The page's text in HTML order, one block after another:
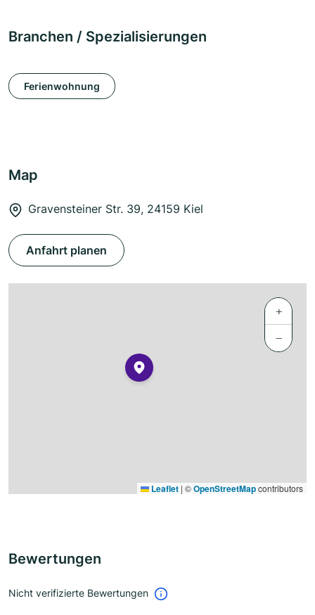
Branchen / Spezialisierungen
Ferienwohnung
Map
Gravensteiner Str. 39, 24159 Kiel
Anfahrt planen
+
−
Leaflet | ©OpenStreetMapcontributors
Bewertungen
Nicht verifizierte Bewertungen